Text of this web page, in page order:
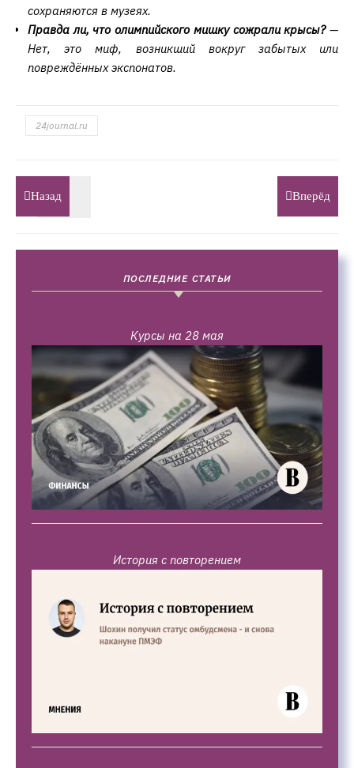
сохраняются в музеях.
Правда ли, что олимпийского мишку сожрали крысы?—
Нет, это миф, возникший вокруг забытых или
повреждённых экспонатов.
24journal.ru
Назад Вперёд
ПОСЛЕДНИЕ СТАТЬИ
Курсы на 28 мая
История с повторением